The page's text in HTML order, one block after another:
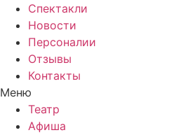
Спектакли
Новости
Персоналии
Отзывы
Контакты
Меню
Театр
Афиша